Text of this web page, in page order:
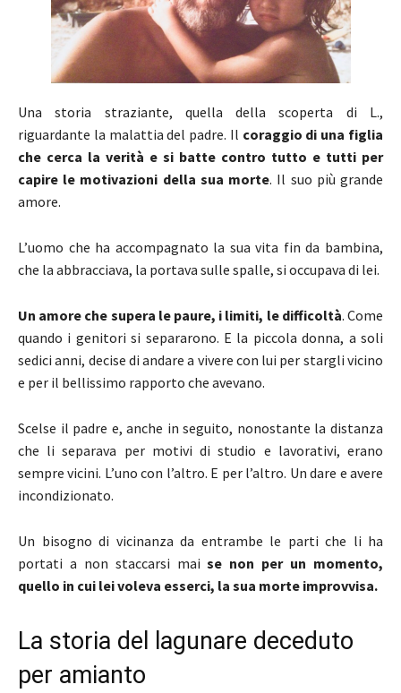
Una storia straziante, quella della scoperta di L.,
riguardante la malattia del padre. Il coraggio di una figlia
che cerca la verità e si batte contro tutto e tutti per
capire le motivazioni della sua morte. Il suo più grande
amore.
L’uomo che ha accompagnato la sua vita fin da bambina,
che la abbracciava, la portava sulle spalle, si occupava di lei.
Un amore che supera le paure, i limiti, le difficoltà. Come
quando i genitori si separarono. E la piccola donna, a soli
sedici anni, decise di andare a vivere con lui per stargli vicino
e per il bellissimo rapporto che avevano.
Scelse il padre e, anche in seguito, nonostante la distanza
che li separava per motivi di studio e lavorativi, erano
sempre vicini. L’uno con l’altro. E per l’altro. Un dare e avere
incondizionato.
Un bisogno di vicinanza da entrambe le parti che li ha
portati a non staccarsi maise non per un momento,
quello in cui lei voleva esserci, la sua morte improvvisa.
La storia del lagunare deceduto
per amianto